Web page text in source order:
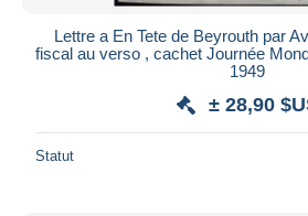
Lettre a En Tete de Beyrouth par
fiscal au verso , cachet Journée
1949
± 28,90
Statut